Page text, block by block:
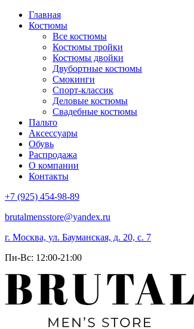
Главная
Костюмы
Все костюмы
Костюмы тройки
Костюмы двойки
Двубортные костюмы
Смокинги
Спорт-классик
Деловые костюмы
Свадебные костюмы
Пальто
Аксессуары
Обувь
Распродажа
О компании
Контакты
+7 (925) 454-98-89
brutalmensstore@yandex.ru
г. Москва, ул. Бауманская, д. 20, с. 7
Пн-Вс: 12:00-21:00